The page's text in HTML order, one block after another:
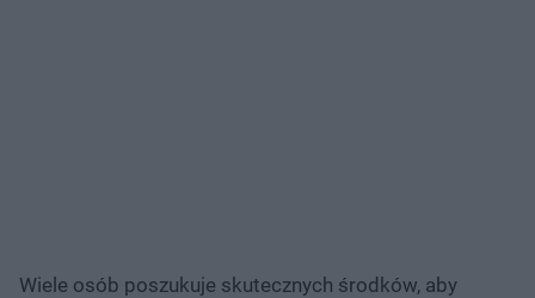
Wiele osób poszukuje skutecznych środków, aby